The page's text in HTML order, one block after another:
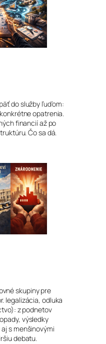
do služby ľuďom:
opatrenia.
financií až po
Čo sa dá.
skupiny pre
legalizácia, odluka
z podnetov
výsledky
s menšinovými
debatu.